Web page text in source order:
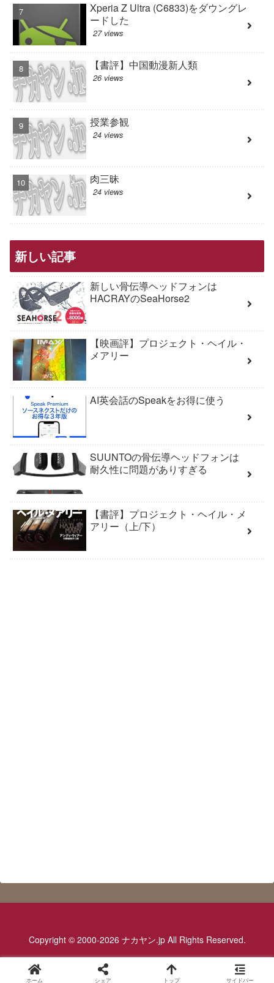
Xperia Z Ultra (C6833)をダウングレ
ードした
27 views
【書評】中国動漫新人類
26 views
授業参観
24 views
肉三昧
24 views
新しい記事
新しい骨伝導ヘッドフォンは
HACRAYのSeaHorse2
【映画評】プロジェクト・ヘイル・
メアリー
AI英会話のSpeakをお得に使う
SUUNTOの骨伝導ヘッドフォンは
耐久性に問題がありすぎる
【書評】プロジェクト・ヘイル・メ
アリー（上/下）
Copyright © 2000-2026 ナカヤン.jp All Rights Reserved.
ホーム シェア トップ サイドバー